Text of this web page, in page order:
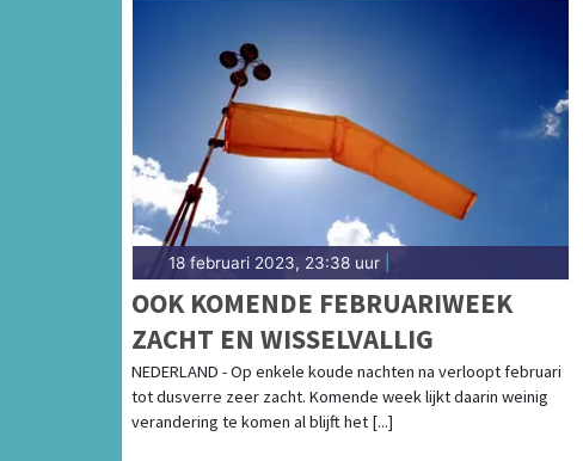
18 februari 2023, 23:38 uur
OOK KOMENDE FEBRUARIWEEK
ZACHT EN WISSELVALLIG
NEDERLAND - Op enkele koude nachten na verloopt februari
tot dusverre zeer zacht. Komende week lijkt daarin weinig
verandering te komen al blijft het [...]